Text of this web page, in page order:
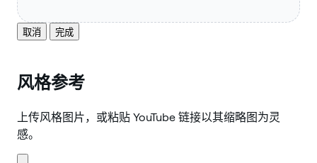
取消 完成
风格参考
上传风格图片，或粘贴 YouTube 链接以其缩略图为灵
感。